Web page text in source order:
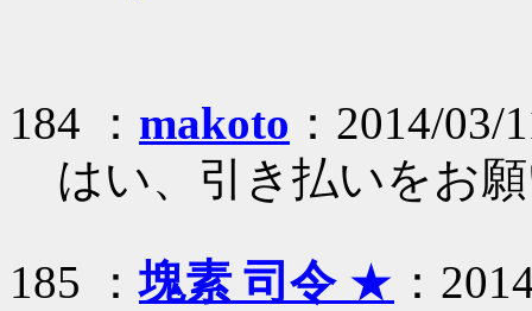
184 ： makoto ：2014/
はい、引き払いをお
185 ：塊素 司令★ ：